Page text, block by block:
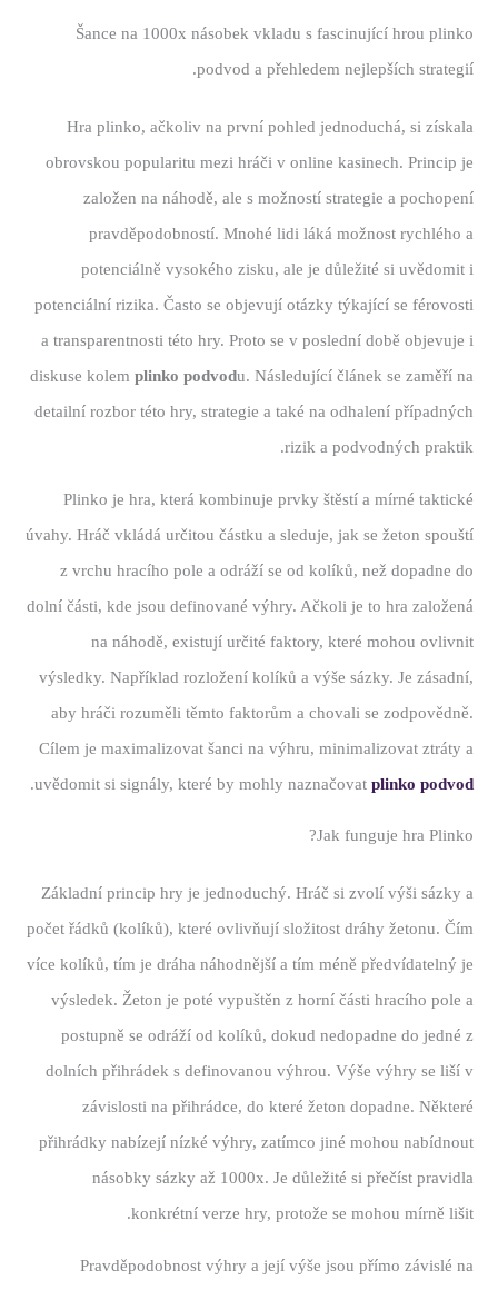
Šance na 1000x násobek vkladu s fascinující hrou plinko
podvod a přehledem nejlepších strategií.
Hra plinko, ačkoliv na první pohled jednoduchá, si získala
obrovskou popularitu mezi hráči v online kasinech. Princip je
založen na náhodě, ale s možností strategie a pochopení
pravděpodobností. Mnohé lidi láká možnost rychlého a
potenciálně vysokého zisku, ale je důležité si uvědomit i
potenciální rizika. Často se objevují otázky týkající se férovosti
a transparentnosti této hry. Proto se v poslední době objevuje i
diskuse kolem plinko podvodu. Následující článek se zaměří na
detailní rozbor této hry, strategie a také na odhalení případných
rizik a podvodných praktik.
Plinko je hra, která kombinuje prvky štěstí a mírné taktické
úvahy. Hráč vkládá určitou částku a sleduje, jak se žeton spouští
z vrchu hracího pole a odráží se od kolíků, než dopadne do
dolní části, kde jsou definované výhry. Ačkoli je to hra založená
na náhodě, existují určité faktory, které mohou ovlivnit
výsledky. Například rozložení kolíků a výše sázky. Je zásadní,
aby hráči rozuměli těmto faktorům a chovali se zodpovědně.
Cílem je maximalizovat šanci na výhru, minimalizovat ztráty a
uvědomit si signály, které by mohly naznačovat plinko podvod
.
Jak funguje hra Plinko?
Základní princip hry je jednoduchý. Hráč si zvolí výši sázky a
počet řádků (kolíků), které ovlivňují složitost dráhy žetonu. Čím
více kolíků, tím je dráha náhodnější a tím méně předvídatelný je
výsledek. Žeton je poté vypuštěn z horní části hracího pole a
postupně se odráží od kolíků, dokud nedopadne do jedné z
dolních přihrádek s definovanou výhrou. Výše výhry se liší v
závislosti na přihrádce, do které žeton dopadne. Některé
přihrádky nabízejí nízké výhry, zatímco jiné mohou nabídnout
násobky sázky až 1000x. Je důležité si přečíst pravidla
konkrétní verze hry, protože se mohou mírně lišit.
Pravděpodobnost výhry a její výše jsou přímo závislé na